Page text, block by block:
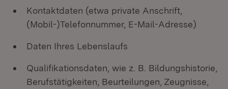
Kontaktdaten (etwa private Anschrift,
(Mobil-)Telefonnummer, E-Mail-Adresse)
Daten Ihres Lebenslaufs
Qualifikationsdaten, wie z. B. Bildungshistorie,
Berufstätigkeiten, Beurteilungen, Zeugnisse,